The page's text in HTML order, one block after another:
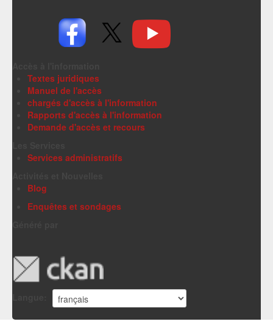
Textes juridiques
Manuel de l'accès
chargés d'accès à l'information
Rapports d'accès à l'information
Demande d'accès et recours
Services administratifs
Blog
Enquêtes et sondages